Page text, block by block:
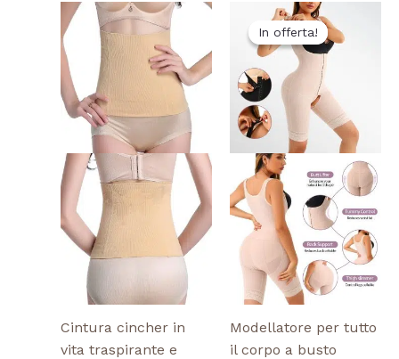
Cintura cincher in
vita traspirante e
Questo
prodotto
ha
più
varianti.
opzioni
possono
essere
scelte
nella
pagina
prodotto
In offerta!
In offerta!
Modellatore per tutto
il corpo a busto
Il
prezzo
originale
era:
$15.80.
Il
prezzo
attuale
è:
$13.00.
del